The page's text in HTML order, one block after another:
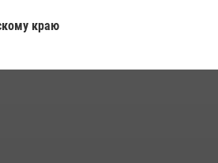
ГУ МЧС Росии по Пермскому краю